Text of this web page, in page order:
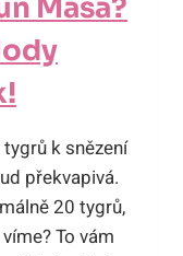
Masa?
k snězení
překvapivá.
20 tygrů,
To vám